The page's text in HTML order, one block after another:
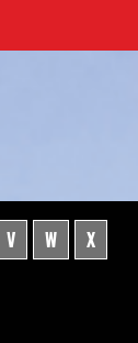
V W X